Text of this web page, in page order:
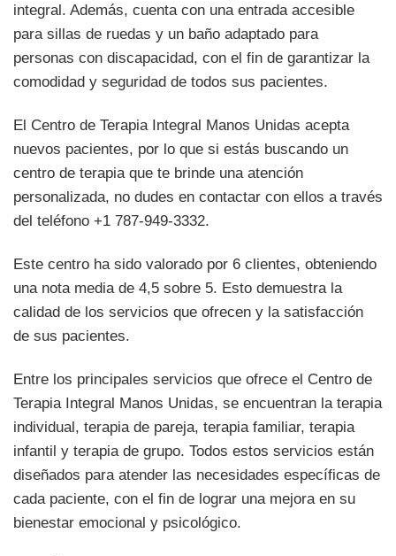
integral. Además, cuenta con una entrada accesible
para sillas de ruedas y un baño adaptado para
personas con discapacidad, con el fin de garantizar la
comodidad y seguridad de todos sus pacientes.
El Centro de Terapia Integral Manos Unidas acepta
nuevos pacientes, por lo que si estás buscando un
centro de terapia que te brinde una atención
personalizada, no dudes en contactar con ellos a través
del teléfono +1 787-949-3332.
Este centro ha sido valorado por 6 clientes, obteniendo
una nota media de 4,5 sobre 5. Esto demuestra la
calidad de los servicios que ofrecen y la satisfacción
de sus pacientes.
Entre los principales servicios que ofrece el Centro de
Terapia Integral Manos Unidas, se encuentran la terapia
individual, terapia de pareja, terapia familiar, terapia
infantil y terapia de grupo. Todos estos servicios están
diseñados para atender las necesidades específicas de
cada paciente, con el fin de lograr una mejora en su
bienestar emocional y psicológico.